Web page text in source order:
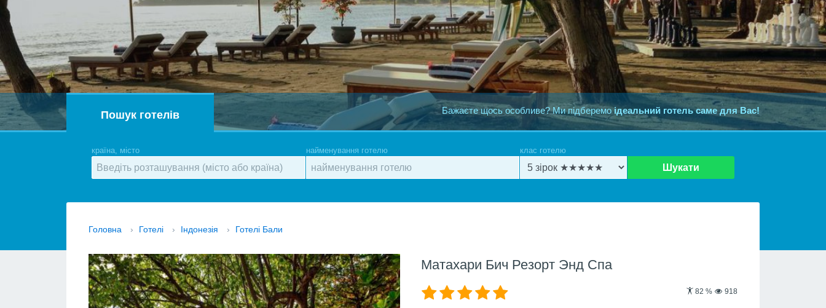
Бажаєте щось особливе? Ми підберемоідеальний готель саме для Вас!
Пошук готелів
країна, місто найменування готелю клас готелю
Шукати
Головна › Готелі › Індонезія › Готелі Бали
Матахари Бич Резорт Энд Спа
82 % 918